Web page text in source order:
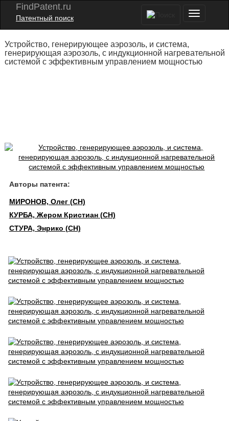
FindPatent.ru
Патентный поиск
Устройство, генерирующее аэрозоль, и система,
генерирующая аэрозоль, с индукционной нагревательной
системой с эффективным управлением мощностью
Авторы патента:
МИРОНОВ, Олег (CH)
КУРБА, Жером Кристиан (CH)
СТУРА, Энрико (CH)